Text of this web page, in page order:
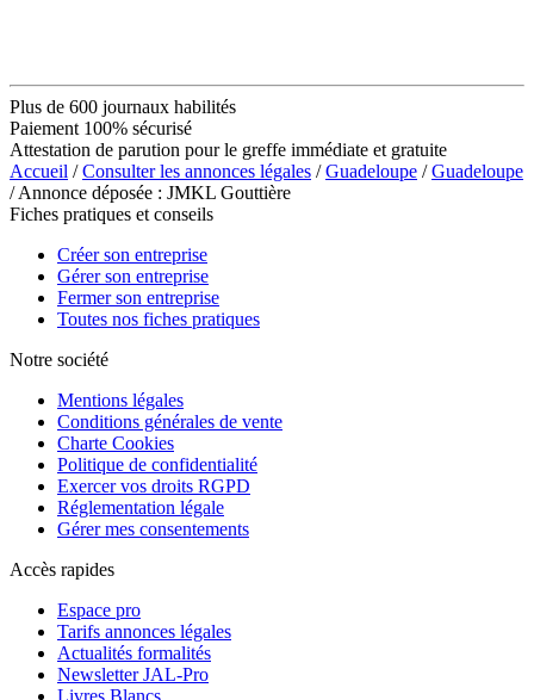
Plus de 600 journaux habilités
Paiement 100% sécurisé
Attestation de parution pour le greffe immédiate et gratuite
Accueil /Consulter les annonces légales /Guadeloupe /Guadeloupe
/ Annonce déposée : JMKL Gouttière
Fiches pratiques et conseils
Créer son entreprise
Gérer son entreprise
Fermer son entreprise
Toutes nos fiches pratiques
Notre société
Mentions légales
Conditions générales de vente
Charte Cookies
Politique de confidentialité
Exercer vos droits RGPD
Réglementation légale
Gérer mes consentements
Accès rapides
Espace pro
Tarifs annonces légales
Actualités formalités
Newsletter JAL-Pro
Livres Blancs